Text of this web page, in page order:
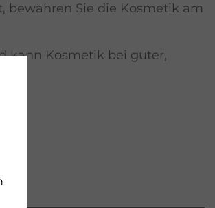
bewahren Sie die Kosmetik am
kann Kosmetik bei guter,